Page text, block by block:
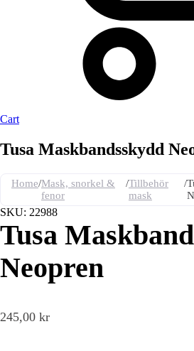
Cart
Tusa Maskbandsskydd
Home/Mask, snorkel &
fenor
/Tillbehör
mask
/
SKU: 22988
Tusa
Neopren
245,00 kr